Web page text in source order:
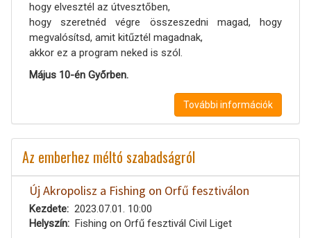
hogy elvesztél az útvesztőben,
hogy szeretnéd végre összeszedni magad, hogy
megvalósítsd, amit kitűztél magadnak,
akkor ez a program neked is szól.
Május 10-én Győrben.
További információk
Az emberhez méltó szabadságról
Új Akropolisz a Fishing on Orfű fesztiválon
Kezdete
2023.07.01. 10:00
Helyszín
Fishing on Orfű fesztivál Civil Liget